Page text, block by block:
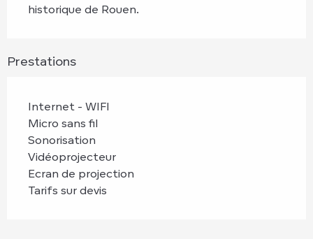
historique de Rouen.
Prestations
Internet - WIFI
Micro sans fil
Sonorisation
Vidéoprojecteur
Ecran de projection
Tarifs sur devis